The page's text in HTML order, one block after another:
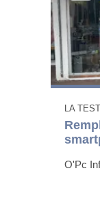
LA
O'Pc